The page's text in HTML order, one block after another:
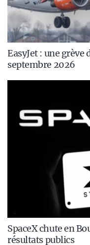
EasyJet : une grève
septembre 2026
SpaceX chute en
résultats publics